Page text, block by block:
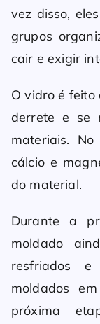
vez disso,
grupos
cair e exigir
O vidro é
derrete e se
materiais.
cálcio e
do material.
Durante a
moldado
resfriados e
moldados
próxima